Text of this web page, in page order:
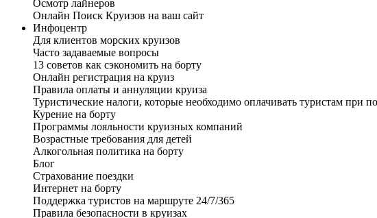
Осмотр лайнеров
Онлайн Поиск Круизов на ваш сайт
Инфоцентр
Для клиентов морских круизов
Часто задаваемые вопросы
13 советов как сэкономить на борту
Онлайн регистрация на круиз
Правила оплаты и аннуляции круиза
Туристические налоги, которые необходимо оплачивать туристам при
Курение на борту
Программы лояльности круизных компаний
Возрастные требования для детей
Алкогольная политика на борту
Блог
Страхование поездки
Интернет на борту
Поддержка туристов на маршруте 24/7/365
Правила безопасности в круизах